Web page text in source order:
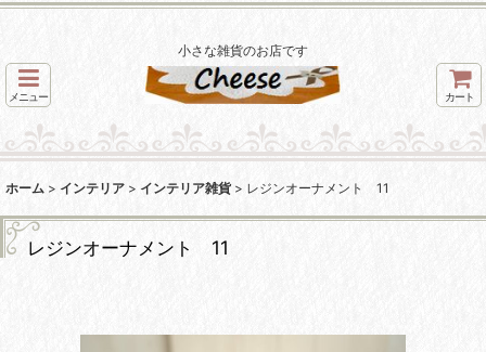
小さな雑貨のお店です
メニュー カート
ホーム > インテリア > インテリア雑貨 > レジンオーナメント 11
レジンオーナメント 11